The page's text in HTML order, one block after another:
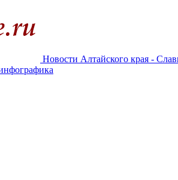
Новости Алтайского края -